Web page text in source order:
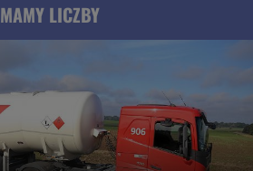
MAMY LICZBY